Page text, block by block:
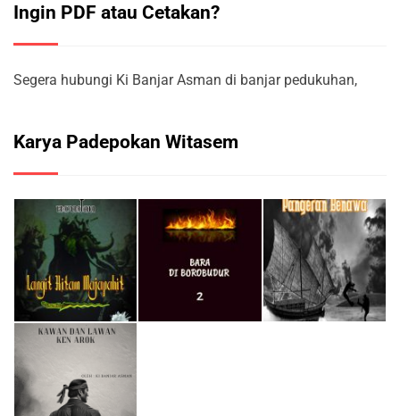
Ingin PDF atau Cetakan?
Segera hubungi Ki Banjar Asman di banjar pedukuhan,
Karya Padepokan Witasem